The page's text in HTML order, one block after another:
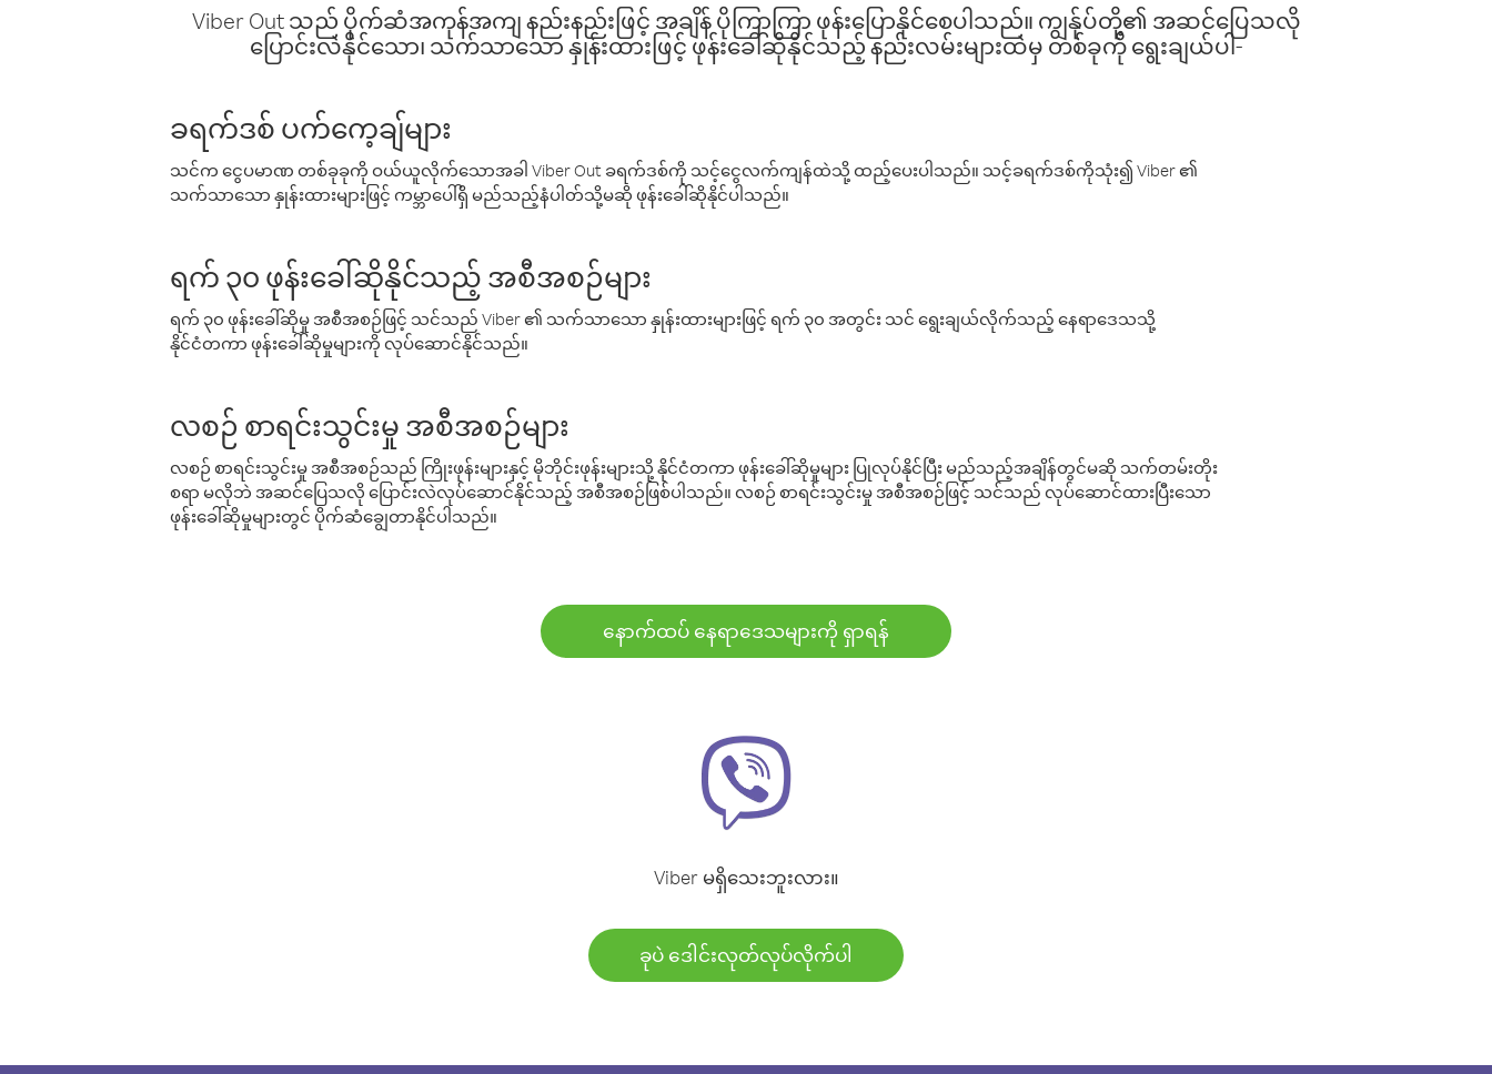
Viber Out သည် ပိုက်ဆံအကုန်အကျ နည်းနည်းဖြင့် အချိန် ပိုကြာကြာ ဖုန်းပြောနိုင်စေပါသည်။ ကျွန်ုပ်တို့၏ အဆင်ပြေသလို
ပြောင်းလဲနိုင်သော၊ သက်သာသော နှုန်းထားဖြင့် ဖုန်းခေါ်ဆိုနိုင်သည့် နည်းလမ်းများထဲမှ တစ်ခုကို ရွေးချယ်ပါ-
ခရက်ဒစ် ပက်ကေ့ချ်များ
သင်က ငွေပမာဏ တစ်ခုခုကို ဝယ်ယူလိုက်သောအခါ Viber Out ခရက်ဒစ်ကို သင့်ငွေလက်ကျန်ထဲသို့ ထည့်ပေးပါသည်။ သင့်ခရက်ဒစ်ကိုသုံး၍ Viber ၏
သက်သာသော နှုန်းထားများဖြင့် ကမ္ဘာပေါ်ရှိ မည်သည့်နံပါတ်သို့မဆို ဖုန်းခေါ်ဆိုနိုင်ပါသည်။
ရက် ၃၀ ဖုန်းခေါ်ဆိုနိုင်သည့် အစီအစဉ်များ
ရက် ၃၀ ဖုန်းခေါ်ဆိုမှု အစီအစဉ်ဖြင့် သင်သည် Viber ၏ သက်သာသော နှုန်းထားများဖြင့် ရက် ၃၀ အတွင်း သင် ရွေးချယ်လိုက်သည့် နေရာဒေသသို့
နိုင်ငံတကာ ဖုန်းခေါ်ဆိုမှုများကို လုပ်ဆောင်နိုင်သည်။
လစဉ် စာရင်းသွင်းမှု အစီအစဉ်များ
လစဉ် စာရင်းသွင်းမှု အစီအစဉ်သည် ကြိုးဖုန်းများနှင့် မိုဘိုင်းဖုန်းများသို့ နိုင်ငံတကာ ဖုန်းခေါ်ဆိုမှုများ ပြုလုပ်နိုင်ပြီး မည်သည့်အချိန်တွင်မဆို သက်တမ်းတိုး
စရာ မလိုဘဲ အဆင်ပြေသလို ပြောင်းလဲလုပ်ဆောင်နိုင်သည့် အစီအစဉ်ဖြစ်ပါသည်။ လစဉ် စာရင်းသွင်းမှု အစီအစဉ်ဖြင့် သင်သည် လုပ်ဆောင်ထားပြီးသော
ဖုန်းခေါ်ဆိုမှုများတွင် ပိုက်ဆံချွေတာနိုင်ပါသည်။
နောက်ထပ် နေရာဒေသများကို ရှာရန်
Viber မရှိသေးဘူးလား။
ခုပဲ ဒေါင်းလုတ်လုပ်လိုက်ပါ